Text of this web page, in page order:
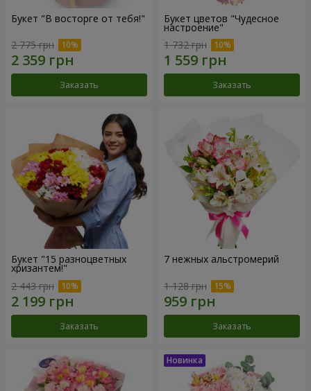
Букет "В восторге от тебя!"
2 775 грн
Заказать
Букет цветов "Чудесное
настроение"
1 732 грн
Заказать
Букет "15 разноцветных
хризантем!"
2 443 грн
Заказать
7 нежных альстромерий
1 128 грн
Заказать